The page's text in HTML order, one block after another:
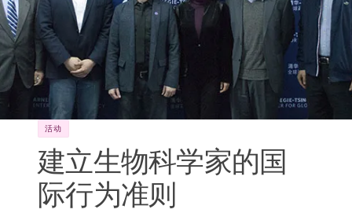
活动
建立生物科学家的国
际行为准则